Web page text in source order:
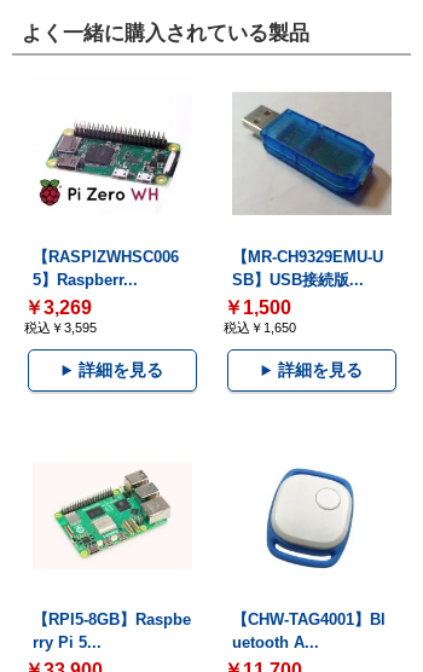
よく一緒に購入されている製品
【RASPIZWHSC006
5】Raspberr...
￥3,269
税込￥3,595
詳細を見る
【MR-CH9329EMU-U
SB】USB接続版...
￥1,500
税込￥1,650
詳細を見る
【RPI5-8GB】Raspbe
rry Pi 5...
【CHW-TAG4001】Bl
uetooth A...